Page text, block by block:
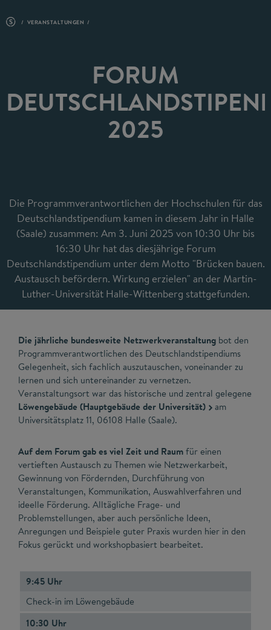
VERANSTALTUNGEN
FORUM
2025
Die Programmverantwortlichen der Hochschulen für das
Deutschlandstipendium kamen in diesem Jahr in Halle
(Saale) zusammen: Am 3. Juni 2025 von 10:30 Uhr bis
16:30 Uhr hat das diesjährige Forum
Deutschlandstipendium unter dem Motto "Brücken bauen.
Austausch befördern. Wirkung erzielen" an der Martin-
Luther-Universität Halle-Wittenberg stattgefunden.
Die jährliche bundesweite Netzwerkveranstaltung bot den
Programmverantwortlichen des Deutschlandstipendiums
Gelegenheit, sich fachlich auszutauschen, voneinander zu
lernen und sich untereinander zu vernetzen.
Veranstaltungsort war das historische und zentral gelegene
Löwengebäude (Hauptgebäude der Universität)
am
Universitätsplatz 11, 06108 Halle (Saale).
Auf dem Forum gab es viel Zeit und Raumfür einen
vertieften Austausch zu Themen wie Netzwerkarbeit,
Gewinnung von Fördernden, Durchführung von
Veranstaltungen, Kommunikation, Auswahlverfahren und
ideelle Förderung. Alltägliche Frage- und
Problemstellungen, aber auch persönliche Ideen,
Anregungen und Beispiele guter Praxis wurden hier in den
Fokus gerückt und workshopbasiert bearbeitet.
9:45 Uhr
Check-in im Löwengebäude
10:30 Uhr